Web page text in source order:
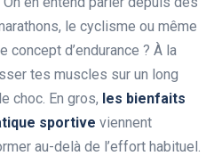
le cyclisme ou même
concept d’endurance ? À la
tes muscles sur un long
choc. En gros, les bienfaits
sportive viennent
au-delà de l’effort habituel.